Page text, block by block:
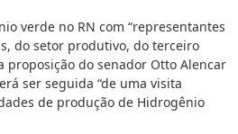
verde no RN com “representantes
do setor produtivo, do terceiro
proposição do senador Otto Alencar
ser seguida “de uma visita
de produção de Hidrogênio